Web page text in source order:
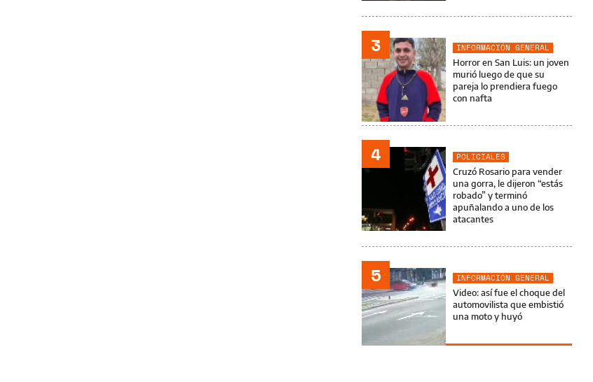
3
INFORMACIÓN GENERAL
Horror en San Luis: un joven
murió luego de que su
pareja lo prendiera fuego
con nafta
4
POLICIALES
Cruzó Rosario para vender
una gorra, le dijeron “estás
robado” y terminó
apuñalando a uno de los
atacantes
5
INFORMACIÓN GENERAL
Video: así fue el choque del
automovilista que embistió
una moto y huyó